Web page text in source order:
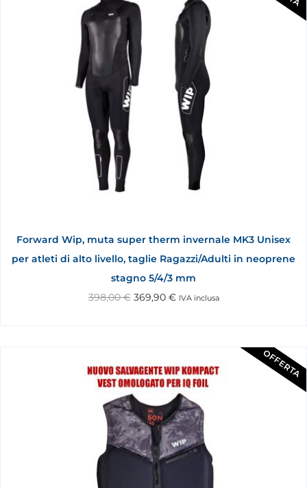
Forward Wip, muta super therm invernale MK3 Unisex
per atleti di alto livello, taglie Ragazzi/Adulti in neoprene
stagno 5/4/3 mm
398,00€ 369,90 € IVA inclusa
OFFERTA